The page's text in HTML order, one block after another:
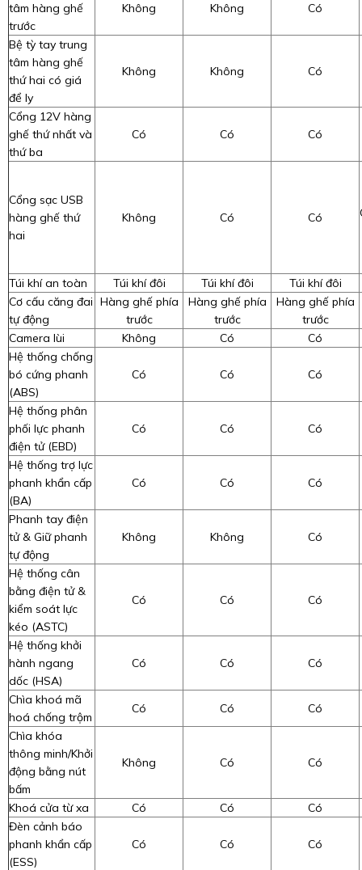
tâm hàng ghế
trước
Không Không Có
Bệ tỳ tay trung
tâm hàng ghế
thứ hai có giá
để ly
Không Không Có
Cổng 12V hàng
ghế thứ nhất và
thứ ba
Có Có Có
Cổng sạc USB
hàng ghế thứ
hai
Không Có Có
Túi khí an toàn Túi khí đôi Túi khí đôi
Túi khí đôi
Cơ cấu căng đai
tự động
Hàng ghế phía
trước
Hàng ghế phía
trước
Hàng ghế phía
trước
Camera lùi
Không Có
Có
Hệ thống chống
bó cứng phanh
(ABS)
Có Có Có
Hệ thống phân
phối lực phanh
điện tử (EBD)
Có Có Có
Hệ thống trợ lực
phanh khẩn cấp
(BA)
Có Có Có
Phanh tay điện
tử & Giữ phanh
tự động
Không Không Có
Hệ thống cân
bằng điện tử &
kiểm soát lực
kéo (ASTC)
Có Có Có
Hệ thống khởi
hành ngang
dốc (HSA)
Có Có Có
Chìa khoá mã
hoá chống trộm
Có Có
Có
Chìa khóa
thông minh/Khởi
động bằng nút
bấm
Không Có Có
Khoá cửa từ xa Có Có
Có
Đèn cảnh báo
phanh khẩn cấp
(ESS)
Có Có Có